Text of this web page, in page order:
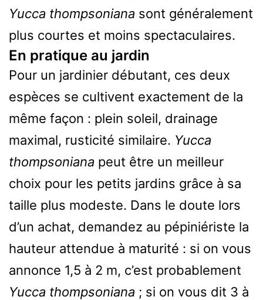
Yucca thompsoniana sont généralement
plus courtes et moins spectaculaires.
En pratique au jardin
Pour un jardinier débutant, ces deux
espèces se cultivent exactement de la
même façon : plein soleil, drainage
maximal, rusticité similaire. Yucca
thompsoniana peut être un meilleur
choix pour les petits jardins grâce à sa
taille plus modeste. Dans le doute lors
d’un achat, demandez au pépiniériste la
hauteur attendue à maturité : si on vous
annonce 1,5 à 2 m, c’est probablement
Yucca thompsoniana ; si on vous dit 3 à